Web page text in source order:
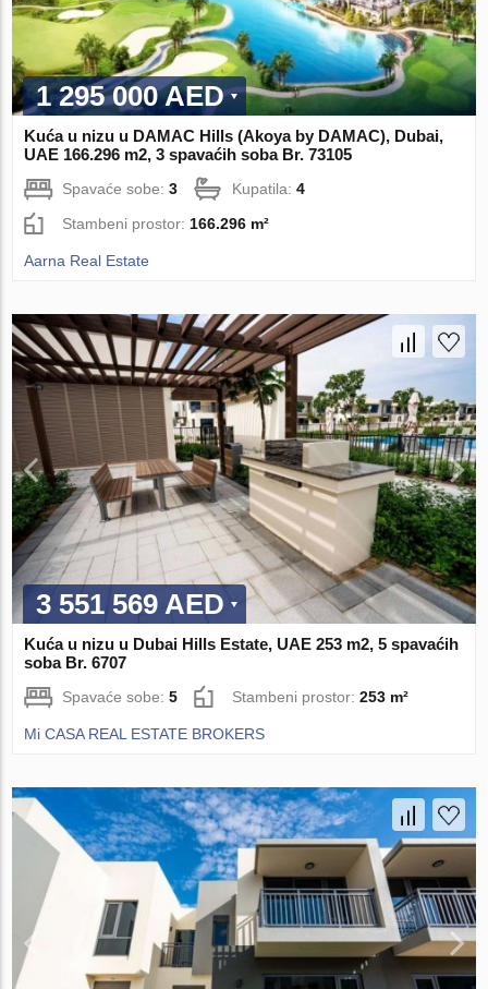
1 295 000 AED
Kuća u nizu u DAMAC Hills (Akoya by DAMAC), Dubai,
UAE 166.296 m2, 3 spavaćih soba Br. 73105
Spavaće sobe:3 Kupatila:4
Stambeni prostor: 166.296 m²
Aarna Real Estate
3 551 569 AED
Kuća u nizu u Dubai Hills Estate, UAE 253 m2, 5 spavaćih
soba Br. 6707
Spavaće sobe:5 Stambeni prostor:253 m²
Mi CASA REAL ESTATE BROKERS